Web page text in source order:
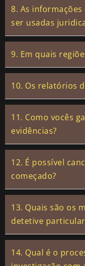
8. As
ser usadas
9. Em quais
10. Os relatórios
11. Como vocês
evidências?
12. É possível
começado?
13. Quais são os
detetive
14. Qual é o